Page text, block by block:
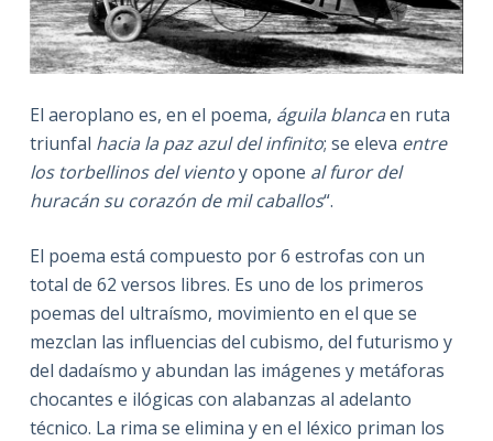
El aeroplano es, en el poema, águila blancaen ruta
triunfal hacia la paz azul del infinito; se eleva entre
los torbellinos del vientoy opone al furor del
huracán su corazón de mil caballos“.
El poema está compuesto por 6 estrofas con un
total de 62 versos libres. Es uno de los primeros
poemas del ultraísmo, movimiento en el que se
mezclan las influencias del cubismo, del futurismo y
del dadaísmo y abundan las imágenes y metáforas
chocantes e ilógicas con alabanzas al adelanto
técnico. La rima se elimina y en el léxico priman los